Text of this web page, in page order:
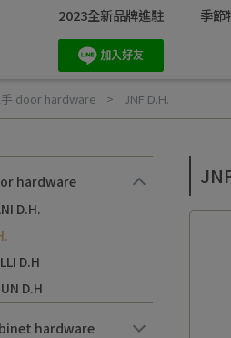
2023全新品牌進駐 季節
door hardware JNF D.H.
hardware
D.H.
D.H
D.H
hardware